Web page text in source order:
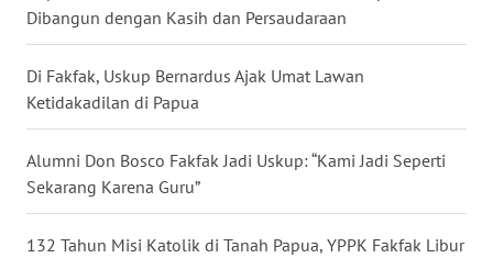
Dibangun dengan Kasih dan Persaudaraan
Di Fakfak, Uskup Bernardus Ajak Umat Lawan
Ketidakadilan di Papua
Alumni Don Bosco Fakfak Jadi Uskup: “Kami Jadi Seperti
Sekarang Karena Guru”
132 Tahun Misi Katolik di Tanah Papua, YPPK Fakfak Libur
WN